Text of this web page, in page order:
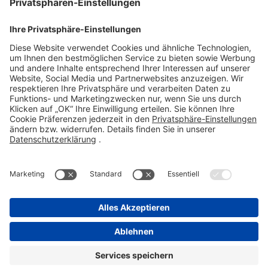
61118 Bad Vilbel
Telefon 06101 603-0
Fax 06101 603-259
info@stada.de
Kontakt
Compliance Reporting Portal ⧉
FOLGEN SIE UNS